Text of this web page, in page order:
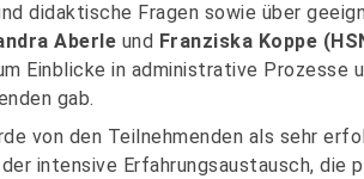
didaktische Fragen sowie über
Aberle und Franziska Koppe
Einblicke in administrative Prozesse
gab.
von den Teilnehmenden als sehr
intensive Erfahrungsaustausch, die